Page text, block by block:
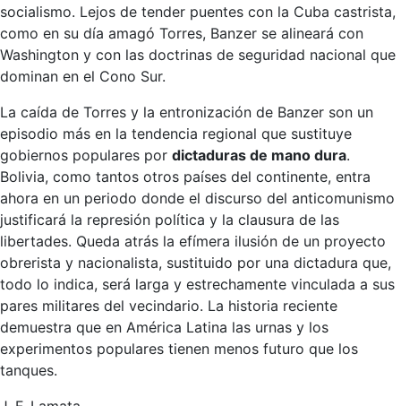
socialismo. Lejos de tender puentes con la Cuba castrista,
como en su día amagó Torres, Banzer se alineará con
Washington y con las doctrinas de seguridad nacional que
dominan en el Cono Sur.
La caída de Torres y la entronización de Banzer son un
episodio más en la tendencia regional que sustituye
gobiernos populares por dictaduras de mano dura.
Bolivia, como tantos otros países del continente, entra
ahora en un periodo donde el discurso del anticomunismo
justificará la represión política y la clausura de las
libertades. Queda atrás la efímera ilusión de un proyecto
obrerista y nacionalista, sustituido por una dictadura que,
todo lo indica, será larga y estrechamente vinculada a sus
pares militares del vecindario. La historia reciente
demuestra que en América Latina las urnas y los
experimentos populares tienen menos futuro que los
tanques.